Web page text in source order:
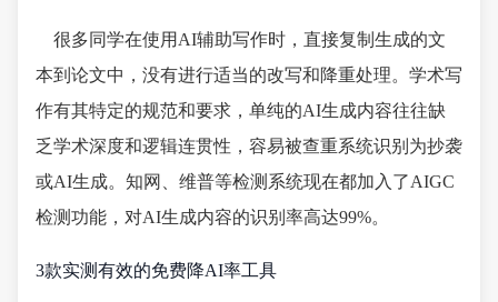
很多同学在使用AI辅助写作时，直接复制生成的文
本到论文中，没有进行适当的改写和降重处理。学术写
作有其特定的规范和要求，单纯的AI生成内容往往缺
乏学术深度和逻辑连贯性，容易被查重系统识别为抄袭
或AI生成。知网、维普等检测系统现在都加入了AIGC
检测功能，对AI生成内容的识别率高达99%。
3款实测有效的免费降AI率工具